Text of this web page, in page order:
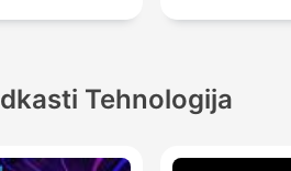
Tehnologija